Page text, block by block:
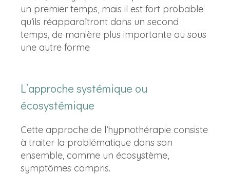
un premier temps, mais il est fort probable
qu’ils réapparaîtront dans un second
temps, de manière plus importante ou sous
une autre forme
L’approche systémique ou
écosystémique
Cette approche de l’hypnothérapie consiste
à traiter la problématique dans son
ensemble, comme un écosystème,
symptômes compris.